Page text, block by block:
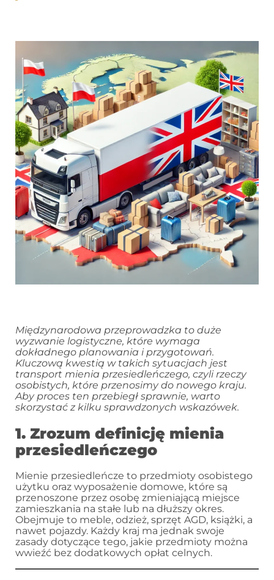
Międzynarodowa przeprowadzka to duże
wyzwanie logistyczne, które wymaga
dokładnego planowania i przygotowań.
Kluczową kwestią w takich sytuacjach jest
transport mienia przesiedleńczego, czyli rzeczy
osobistych, które przenosimy do nowego kraju.
Aby proces ten przebiegł sprawnie, warto
skorzystać z kilku sprawdzonych wskazówek.
1. Zrozum definicję mienia
przesiedleńczego
Mienie przesiedleńcze to przedmioty osobistego
użytku oraz wyposażenie domowe, które są
przenoszone przez osobę zmieniającą miejsce
zamieszkania na stałe lub na dłuższy okres.
Obejmuje to meble, odzież, sprzęt AGD, książki, a
nawet pojazdy. Każdy kraj ma jednak swoje
zasady dotyczące tego, jakie przedmioty można
wwieźć bez dodatkowych opłat celnych.